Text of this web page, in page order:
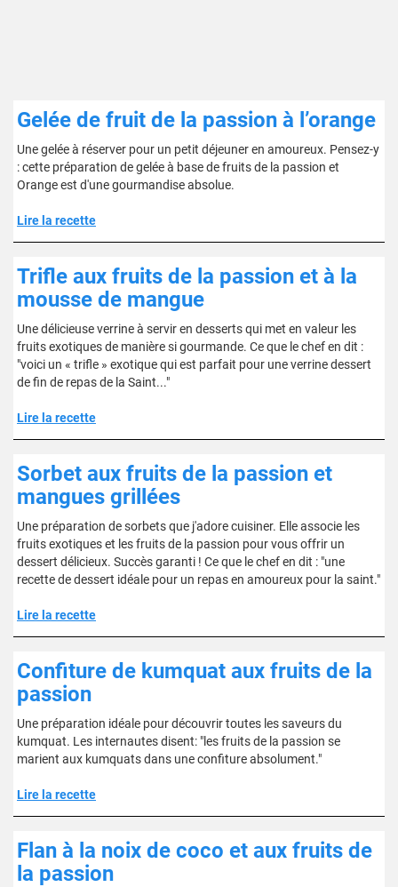
Gelée de fruit de la passion à l’orange
Une gelée à réserver pour un petit déjeuner en amoureux. Pensez-y
: cette préparation de gelée à base de fruits de la passion et
Orange est d'une gourmandise absolue.
Lire la recette
Trifle aux fruits de la passion et à la
mousse de mangue
Une délicieuse verrine à servir en desserts qui met en valeur les
fruits exotiques de manière si gourmande. Ce que le chef en dit :
"voici un « trifle » exotique qui est parfait pour une verrine dessert
de fin de repas de la Saint..."
Lire la recette
Sorbet aux fruits de la passion et
mangues grillées
Une préparation de sorbets que j'adore cuisiner. Elle associe les
fruits exotiques et les fruits de la passion pour vous offrir un
dessert délicieux. Succès garanti ! Ce que le chef en dit : "une
recette de dessert idéale pour un repas en amoureux pour la saint."
Lire la recette
Confiture de kumquat aux fruits de la
passion
Une préparation idéale pour découvrir toutes les saveurs du
kumquat. Les internautes disent: "les fruits de la passion se
marient aux kumquats dans une confiture absolument."
Lire la recette
Flan à la noix de coco et aux fruits de
la passion